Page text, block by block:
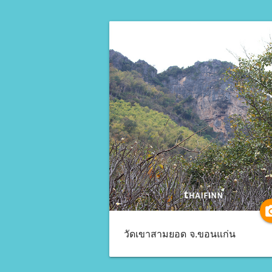
วัดเขาสามยอด จ.ขอนแก่น